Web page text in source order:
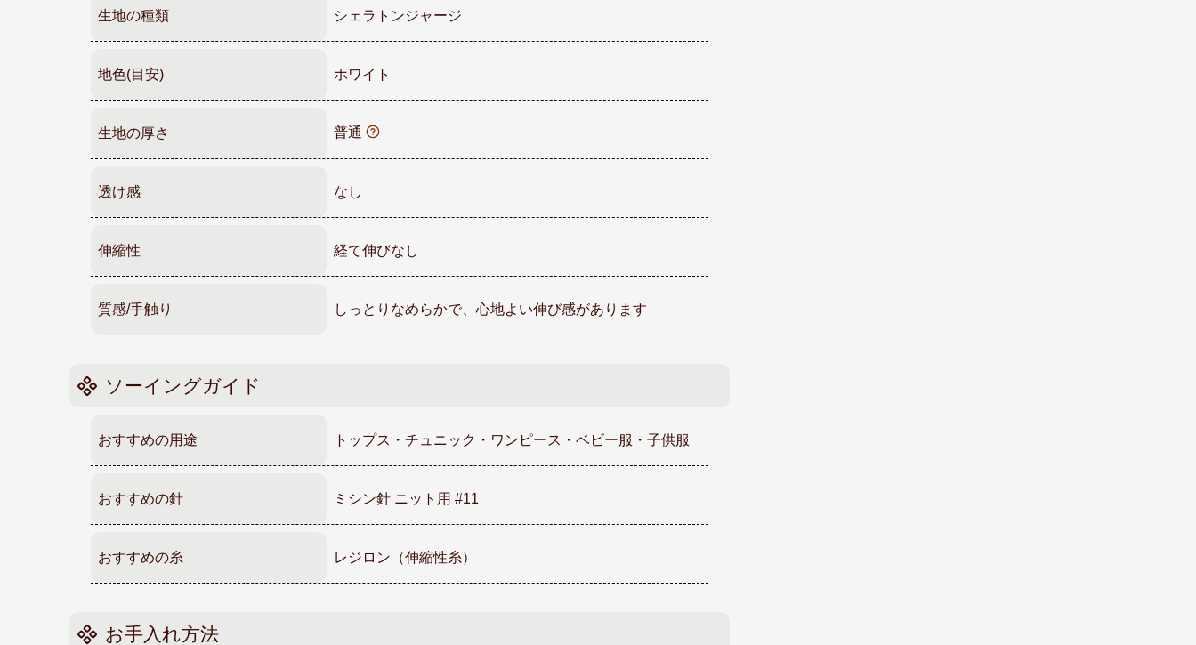
生地の種類 シェラトンジャージ
地色(目安) ホワイト
生地の厚さ 普通
透け感 なし
伸縮性 経て伸びなし
質感/手触り しっとりなめらかで、心地よい伸び感があります
ソーイングガイド
おすすめの用途 トップス・チュニック・ワンピース・ベビー服・子供服
おすすめの針 ミシン針 ニット用 #11
おすすめの糸 レジロン（伸縮性糸）
お手入れ方法